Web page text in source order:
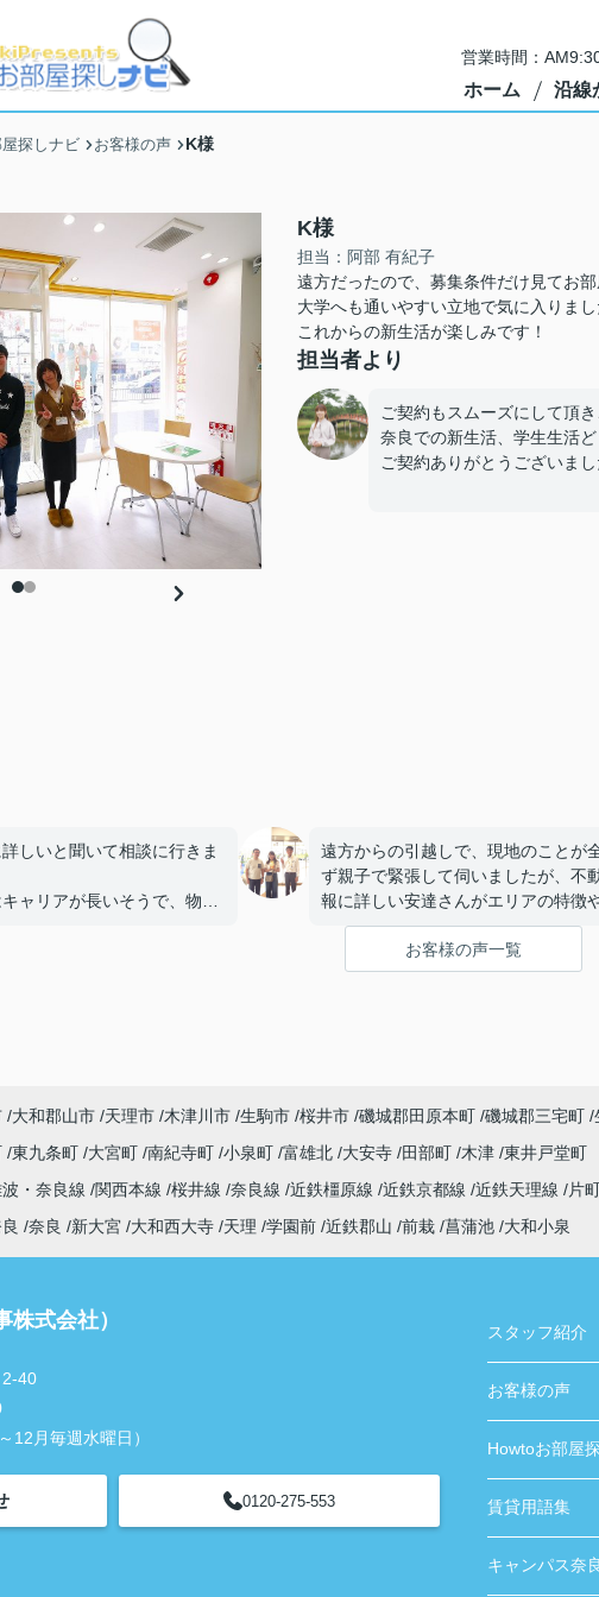
営業時間：
ホーム 沿線
探しナビ お客様の声 K様
K様
担当：阿部 有紀子
遠方だったので、募集条件だけ見てお部
大学へも通いやすい立地で気に入りまし
これからの新生活が楽しみです！
担当者より
ご契約もスムーズにして頂
奈良での新生活、学生生活
ご契約ありがとうございま
しいと聞いて相談に行きま
ャリアが長いそうで、物件
遠方からの引越しで、現地のことが
ず親子で緊張して伺いましたが、不
報に詳しい安達さんがエリアの特徴
造まで丁寧に説明していただき、う
私たちのペースに合わせて優しく対
お客様の声一覧
大和郡山市 天理市 木津川市 生駒市 桜井市 磯城郡田原本町 磯城郡三宅町
東九条町 大宮町 南紀寺町 小泉町 富雄北 大安寺 田部町 木津 東井戸堂町
・奈良線 関西本線 桜井線 奈良線 近鉄橿原線 近鉄京都線 近鉄天理線 片
奈良 新大宮 大和西大寺 天理 学園前 近鉄郡山 前栽 菖蒲池 大和小泉
式会社）
40
12月毎週水曜日）
0120-275-553
スタッフ紹介
お客様の声
Howtoお部屋
賃貸用語集
キャンパス奈